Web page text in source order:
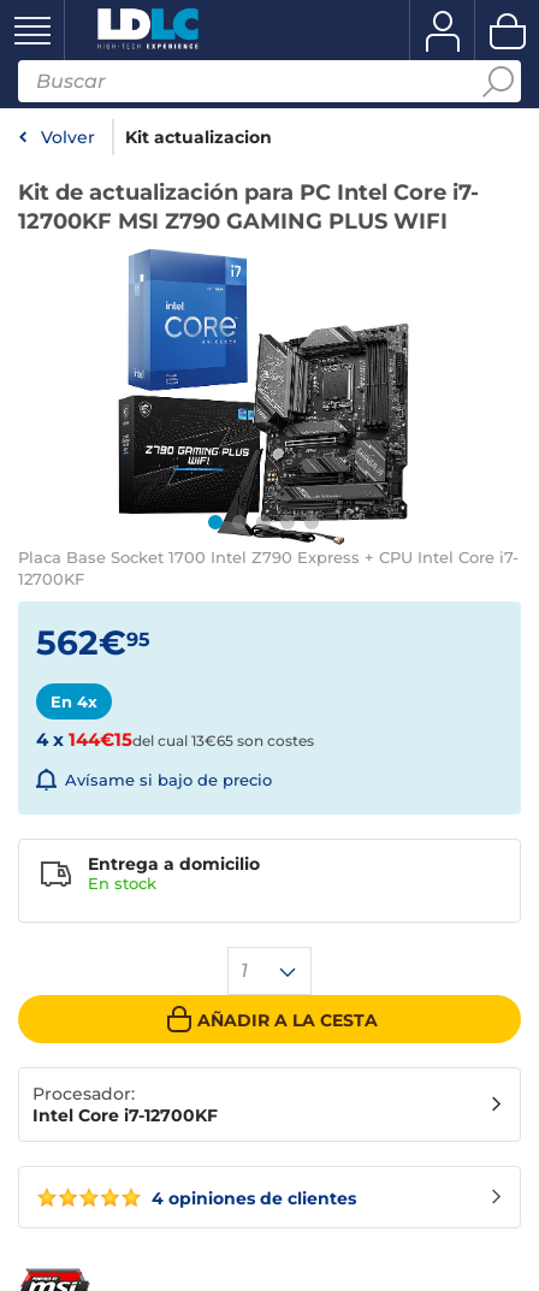
Volver Kit actualizacion
Kit de actualización para PC Intel Core i7-
12700KF MSI Z790 GAMING PLUS WIFI
Placa Base Socket 1700 Intel Z790 Express + CPU Intel Core i7-
12700KF
4 opiniones de clientes
562€95
En 4x
4 x 144€15del cual 13€65 son costes
Avísame si bajo de precio
1
AÑADIR A LA CESTA
Entrega a domicilio
En stock
Procesador:
Intel Core i7-12700KF